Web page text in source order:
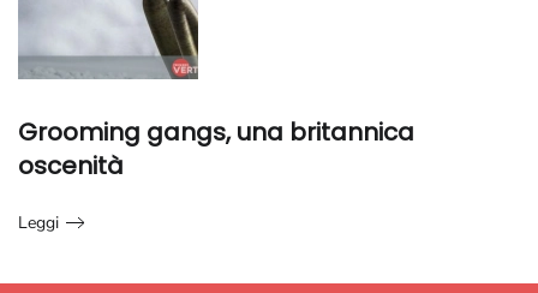
Grooming gangs, una britannica
oscenità
Leggi